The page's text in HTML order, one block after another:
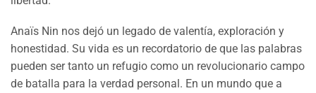
Anaïs Nin nos dejó un legado de valentía, exploración y
honestidad. Su vida es un recordatorio de que las palabras
pueden ser tanto un refugio como un revolucionario campo
de batalla para la verdad personal. En un mundo que a